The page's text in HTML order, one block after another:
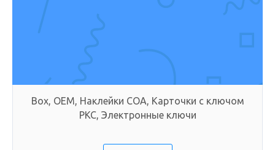
Box, OEM, Наклейки COA, Карточки с ключом
PKC, Электронные ключи